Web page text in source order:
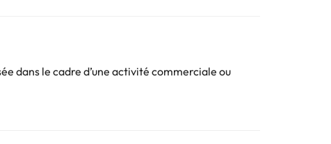
cuisine + salle de bain. (30 m2). Le canapé - lit est pour
par écrit.
dans le cadre d’une activité commerciale ou